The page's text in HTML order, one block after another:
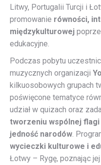
Litwy, Portugalii Turcji i
promowanie równości,
międzykulturowej
edukacyjne.
Podczas pobytu
muzycznych organizacji
kilkuosobowych grupach
poświęcone tematyce
udział w quizach oraz
tworzeniu wspólnej flagi
jedność narodów.
wycieczki kulturowe i
Łotwy – Rygę, poznając